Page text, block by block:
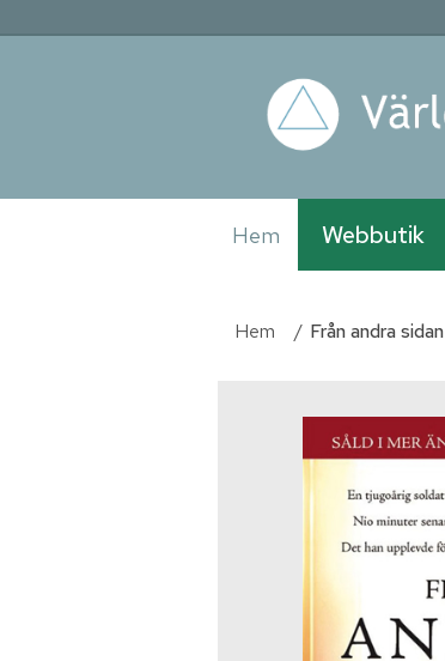
Hem Webbutik
Hem / Från andra sidan